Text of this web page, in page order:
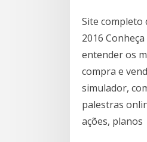
Site completo
2016
entender os
compra e
simulador,
palestras
ações, planos